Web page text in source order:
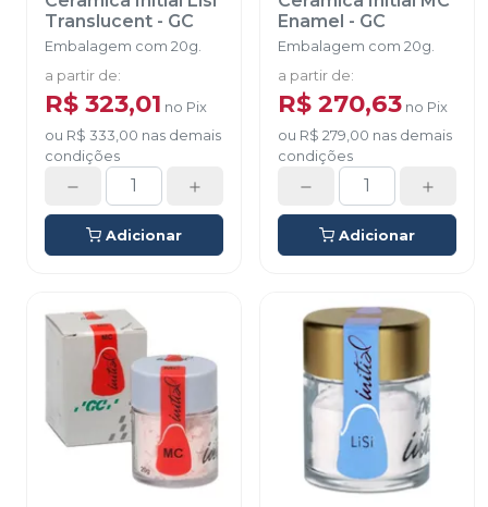
Translucent - GC
Embalagem com 20g.
a partir de:
R$ 323,01 no Pix
ou R$ 333,00 nas demais
condições
Adicionar
Enamel - GC
Embalagem com 20g.
a partir de:
R$ 270,63 no Pix
ou R$ 279,00 nas demais
condições
Adicionar